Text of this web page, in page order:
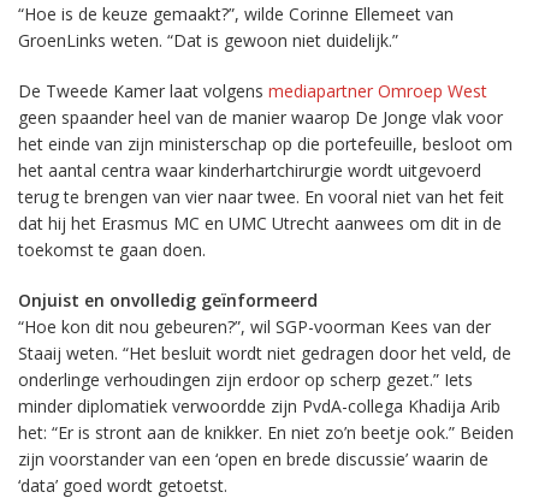
“Hoe is de keuze gemaakt?”, wilde Corinne Ellemeet van
GroenLinks weten. “Dat is gewoon niet duidelijk.”
De Tweede Kamer laat volgens mediapartner Omroep West
geen spaander heel van de manier waarop De Jonge vlak voor
het einde van zijn ministerschap op die portefeuille, besloot om
het aantal centra waar kinderhartchirurgie wordt uitgevoerd
terug te brengen van vier naar twee. En vooral niet van het feit
dat hij het Erasmus MC en UMC Utrecht aanwees om dit in de
toekomst te gaan doen.
Onjuist en onvolledig geïnformeerd
“Hoe kon dit nou gebeuren?”, wil SGP-voorman Kees van der
Staaij weten. “Het besluit wordt niet gedragen door het veld, de
onderlinge verhoudingen zijn erdoor op scherp gezet.” Iets
minder diplomatiek verwoordde zijn PvdA-collega Khadija Arib
het: “Er is stront aan de knikker. En niet zo’n beetje ook.” Beiden
zijn voorstander van een ‘open en brede discussie’ waarin de
‘data’ goed wordt getoetst.